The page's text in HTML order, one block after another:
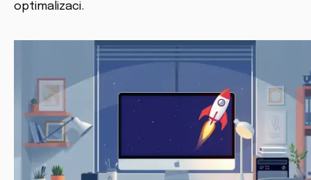
optimalizaci.